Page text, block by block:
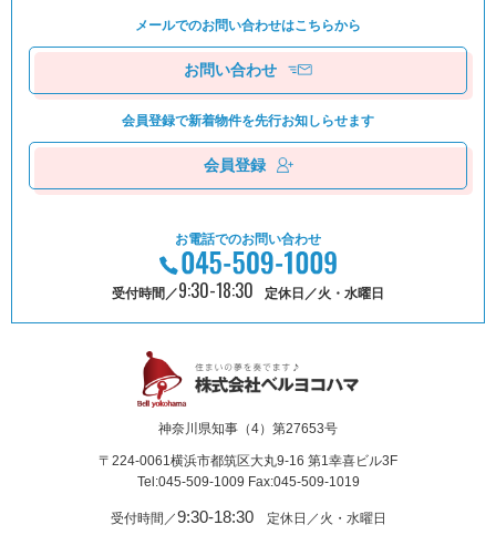
メールでのお問い合わせはこちらから
お問い合わせ
会員登録で新着物件を先⾏お知しらせます
会員登録
お電話でのお問い合わせ
受付時間／9:30-18:30 定休日／火・水曜日
神奈川県知事（4）第27653号
〒224-0061横浜市都筑区⼤丸9-16 第1幸喜ビル3F
Tel:045-509-1009 Fax:045-509-1019
受付時間／9:30-18:30定休日／火・水曜日